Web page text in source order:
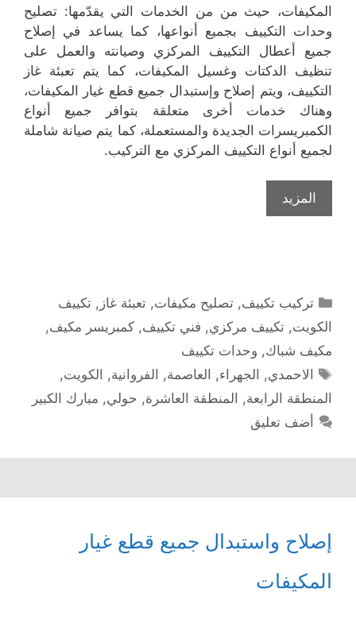
المكيفات، حيث من من الخدمات التي يقدّمها: تصليح
وحدات التكييف بجميع أنواعها، كما يساعد في إصلاح
جميع أعطال التكييف المركزي وصيانته والعمل على
تنظيف الدكتات وغسيل المكيفات، كما يتم تعبئة غاز
التكييف، ويتم إصلاح وإستبدال جميع قطع غيار المكيفات،
وهناك خدمات أخرى متعلقة بتوافر جميع أنواع
الكمبريسرات الجديدة والمستعملة، كما يتم صيانة شاملة
لجميع أنواع التكييف المركزي مع التركيب.
المزيد
التصنيفات
تركيب تكييف,تصليح مكيفات,تعبئة غاز ,تكييف
الكويت, تكييف مركزي, فني تكييف, كمبريسر مكيف,
مكيف شباك, وحدات تكييف
الوسوم
الاحمدي, الجهراء, العاصمة, الفروانية, الكويت,
المنطقة الرابعة, المنطقة العاشرة, حولي, مبارك الكبير
أضف تعليق
إصلاح واستبدال جميع قطع غيار
المكيفات